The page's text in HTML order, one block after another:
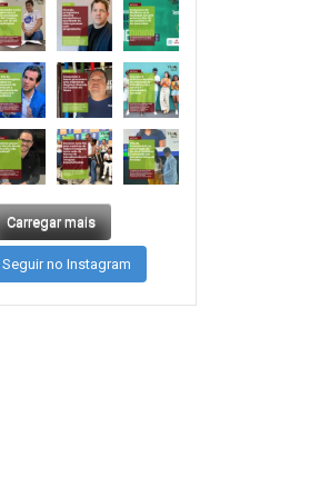
Carregar mais
Seguir no Instagram